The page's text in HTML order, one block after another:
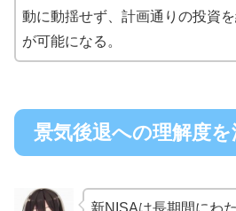
動に動揺せず、計画通りの投資
が可能になる。
景気後退への理解度を
新NISAは長期間にわ